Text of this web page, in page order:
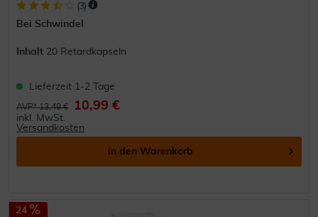
(3)
Bei Schwindel
Inhalt 20 Retardkapseln
Lieferzeit 1-2 Tage
AVP* 13,49 € 10,99 €
inkl. MwSt.
Versandkosten
In den Warenkorb
24